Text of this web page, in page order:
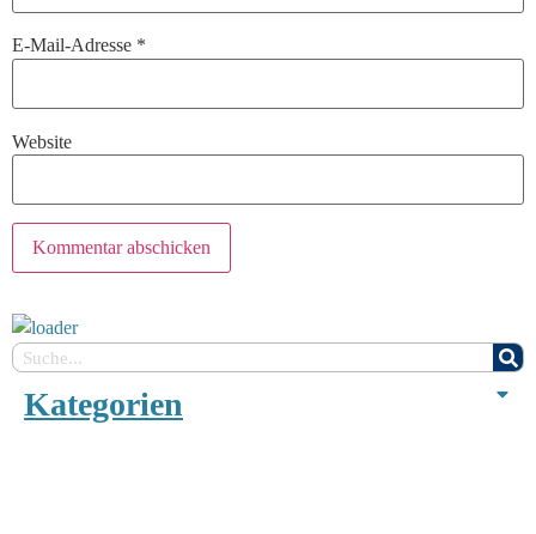
E-Mail-Adresse *
Website
Kategorien